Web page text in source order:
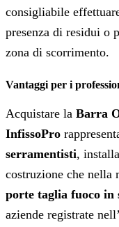
consigliabile
presenza di residui o
zona di scorrimento.
Vantaggi per i
Acquistare la Barra
InfissoPro
serramentisti,
costruzione che nella
porte taglia fuoco
aziende registrate nell’